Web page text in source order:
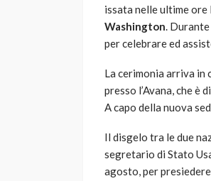
issata nelle ultime ore
Washington.
per celebrare ed
La cerimonia arriva in
presso l’Avana, che
A capo della nuova
Il disgelo tra le due
segretario di Stato
agosto, per
VARIE